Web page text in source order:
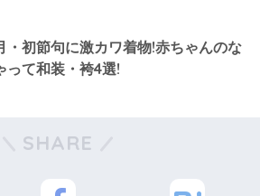
・初節句に激カワ着物!赤ちゃんのな
って和装・袴4選!
SHARE